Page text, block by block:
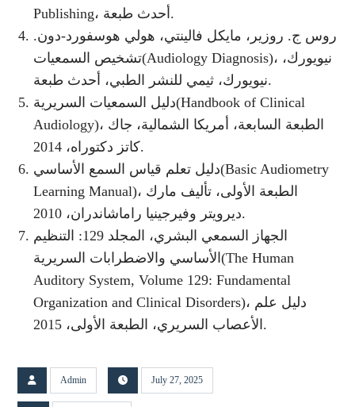
Publishing، أحدث طبعة.
روس ج. روزير، مايكل فالينتي، هولي هوسفورد-دون.
تشخيص السمعيات(Audiology Diagnosis)، نيويورك،
نيويورك، ثيمي للنشر الطبي، أحدث طبعة.
دليل السمعيات السريرية(Handbook of Clinical
Audiology)، الطبعة السابعة، أمريكا الشمالية، جاك
كاتز دكتوراه، 2014.
دليل تعلم قياس السمع الأساسي(Basic Audiometry
Learning Manual)، الطبعة الأولى، تأليف مارك
ديرويتر وفيرجينيا راماشاندران، 2010.
الجهاز السمعي البشري، المجلد 129: التنظيم
الأساسي والاضطرابات السريرية(The Human
Auditory System, Volume 129: Fundamental
Organization and Clinical Disorders)، دليل علم
الأعصاب السريري، الطبعة الأولى، 2015.
Admin July 27, 2025